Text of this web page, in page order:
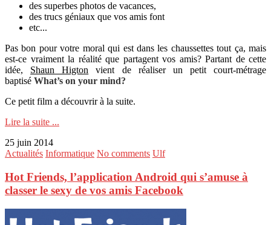
des superbes photos de vacances,
des trucs géniaux que vos amis font
etc...
Pas bon pour votre moral qui est dans les chaussettes tout ça, mais
est-ce vraiment la réalité que partagent vos amis? Partant de cette
idée, Shaun Higton vient de réaliser un petit court-métrage
baptisé What’s on your mind?
Ce petit film a découvrir à la suite.
Lire la suite ...
25 juin 2014
Actualités Informatique No comments Ulf
Hot Friends, l’application Android qui s’amuse à
classer le sexy de vos amis Facebook